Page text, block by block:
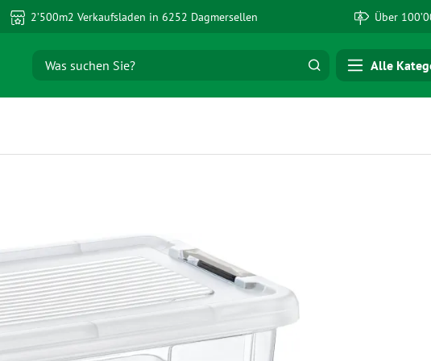
2’500m2 Verkaufsladen in 6252 Dagmersellen Über
Alle